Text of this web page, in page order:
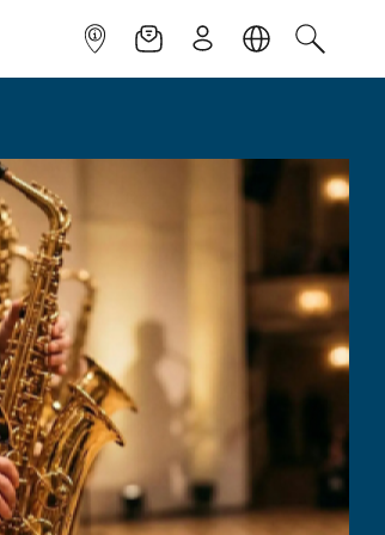
INFOPOINTNEWSLETTER
ISCRIVITILINGUACERCA